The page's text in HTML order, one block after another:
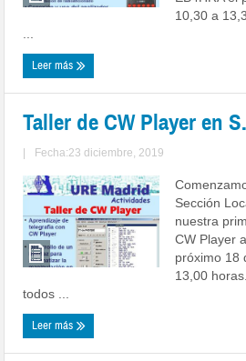
10,30 a
Leer más
Taller de CW Player en
| Fecha:23 diciembre, 2019
Sección
nuestra
CW Player
próximo 18
13,00
todos ...
Leer más